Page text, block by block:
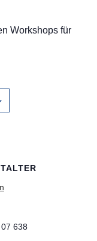
Workshops für
638